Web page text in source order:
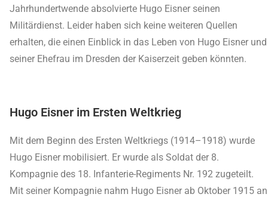
Jahrhundertwende absolvierte Hugo Eisner seinen
Militärdienst. Leider haben sich keine weiteren Quellen
erhalten, die einen Einblick in das Leben von Hugo Eisner und
seiner Ehefrau im Dresden der Kaiserzeit geben könnten.
Hugo Eisner im Ersten Weltkrieg
Mit dem Beginn des Ersten Weltkriegs (1914–1918) wurde
Hugo Eisner mobilisiert. Er wurde als Soldat der 8.
Kompagnie des 18. Infanterie-Regiments Nr. 192 zugeteilt.
Mit seiner Kompagnie nahm Hugo Eisner ab Oktober 1915 an